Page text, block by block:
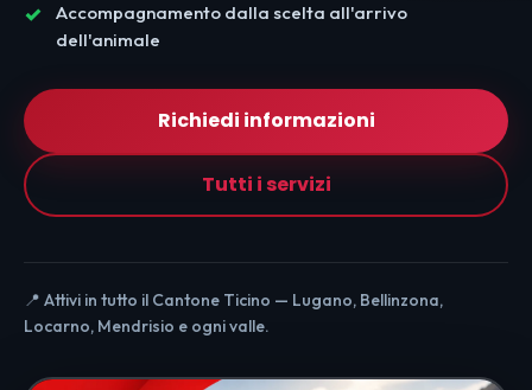
Accompagnamento dalla scelta all'arrivo
dell'animale
Richiedi informazioni
Tutti i servizi
📍 Attivi in tutto il Cantone Ticino — Lugano, Bellinzona,
Locarno, Mendrisio e ogni valle.